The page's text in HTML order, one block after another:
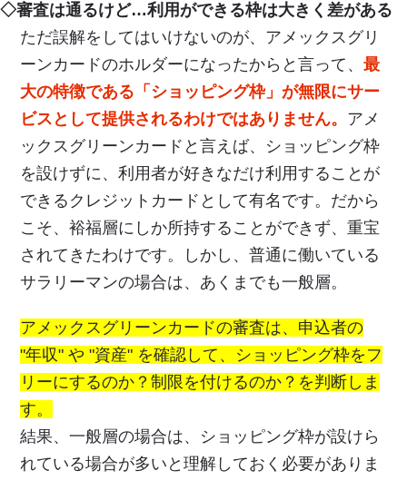
◇審査は通るけど…利用ができる枠は大きく差がある
ただ誤解をしてはいけないのが、アメックスグリ
ーンカードのホルダーになったからと言って、最
大の特徴である「ショッピング枠」が無限にサー
ビスとして提供されるわけではありません。 アメ
ックスグリーンカードと言えば、ショッピング枠
を設けずに、利用者が好きなだけ利用することが
できるクレジットカードとして有名です。だから
こそ、裕福層にしか所持することができず、重宝
されてきたわけです。しかし、普通に働いている
サラリーマンの場合は、あくまでも一般層。
アメックスグリーンカードの審査は、申込者の
"年収" や "資産" を確認して、ショッピング枠をフ
リーにするのか？制限を付けるのか？を判断しま
す。
結果、一般層の場合は、ショッピング枠が設けら
れている場合が多いと理解しておく必要がありま